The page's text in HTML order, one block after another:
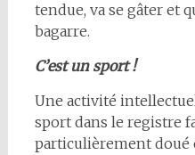
tendue, va se gâter et
bagarre.
C’est un sport !
Une activité
sport dans le registre
particulièrement